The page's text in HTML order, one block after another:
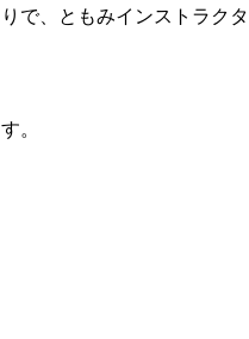
で、ともみインストラク
。